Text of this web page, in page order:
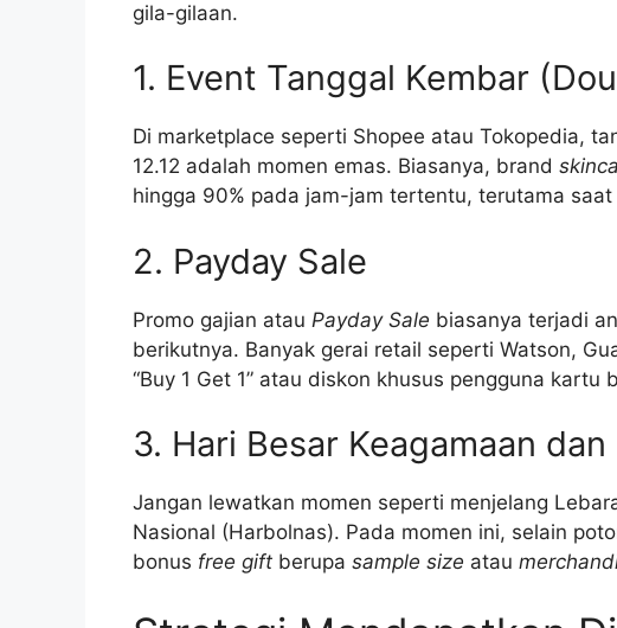
gila-gilaan.
1. Event Tanggal Kembar
Di marketplace seperti Shopee atau Tokopedia,
12.12 adalah momen emas. Biasanya, brand
hingga 90% pada jam-jam tertentu, terutama saat
2. Payday Sale
Promo gajian atau Payday Sale biasanya terjadi
berikutnya. Banyak gerai retail seperti Watson,
“Buy 1 Get 1” atau diskon khusus pengguna
3. Hari Besar Keagamaan dan
Jangan lewatkan momen seperti menjelang
Nasional (Harbolnas). Pada momen ini, selain
bonus free gift berupa sample size atau